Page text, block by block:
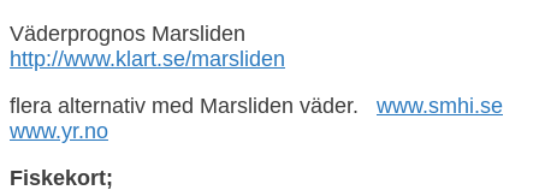
Väderprognos Marsliden
http://www.klart.se/marsliden
flera alternativ med Marsliden väder. www.smhi.se
www.yr.no
Fiskekort;